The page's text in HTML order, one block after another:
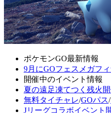
ポケモンGO最新情報
9月にGOフェスメガフ
開催中のイベント情報
夏の遠足凍てつく残火開
無料タイチャレ/GOパス/
Jリーグコラボイベント